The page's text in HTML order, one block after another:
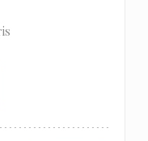
ΣΕ ΝΈΟ ΠΑΡΆΘΥΡΟ))